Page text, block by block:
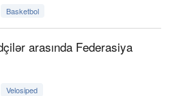
Basketbol
arasında Federasiya
Velosiped